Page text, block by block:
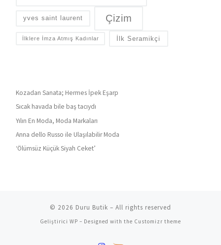
yves saint laurent Çizim
İlklere İmza Atmış Kadınlar İlk Seramikçi
Kozadan Sanata; Hermes İpek Eşarp
Sıcak havada bile baş tacıydı
Yılın En Moda, Moda Markaları
Anna dello Russo ile Ulaşılabilir Moda
‘Ölümsüz Küçük Siyah Ceket’
© 2026 Duru Butik – All rights reserved
Geliştirici WP – Designed with the Customizr theme